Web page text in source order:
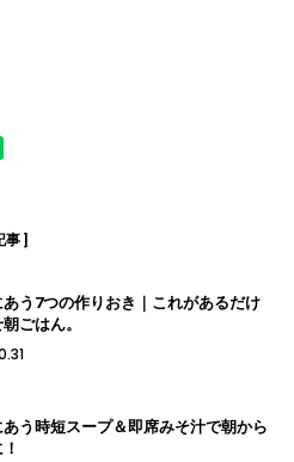
事 ]
あう7つの作りおき｜これがあるだけ
ごはん。
あう時短スープ＆即席みそ汁で朝から